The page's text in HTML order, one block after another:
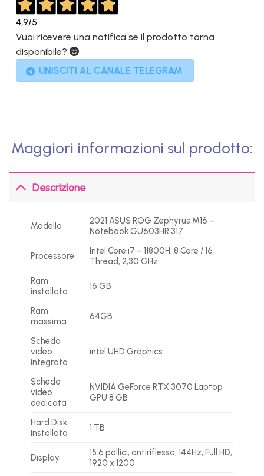
4,9/5
Vuoi ricevere una notifica se il prodotto torna
disponibile?
UNISCITI AL CANALE TELEGRAM
Maggiori informazioni sul prodotto:
Descrizione
Modello
2021 ASUS ROG Zephyrus M16 –
Notebook GU603HR.317
Processore
Intel Core i7 – 11800H, 8 Core / 16
Thread, 2,30 GHz
Ram
installata
16 GB
Ram
massima
64GB
Scheda
video
integrata
intel UHD Graphics
Scheda
video
dedicata
NVIDIA GeForce RTX 3070 Laptop
GPU 8 GB
Hard Disk
installato
1 TB
Display
15.6 pollici, antiriflesso, 144Hz, Full HD,
1920 x 1200